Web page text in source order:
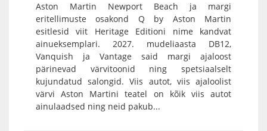
Aston Martin Newport Beach ja margi
eritellimuste osakond Q by Aston Martin
esitlesid viit Heritage Editioni nime kandvat
ainueksemplari. 2027. mudeliaasta DB12,
Vanquish ja Vantage said margi ajaloost
pärinevad värvitoonid ning spetsiaalselt
kujundatud salongid. Viis autot, viis ajaloolist
värvi Aston Martini teatel on kõik viis autot
ainulaadsed ning neid pakub...